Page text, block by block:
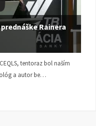
Rainera
tentoraz bol naším
a autor be…